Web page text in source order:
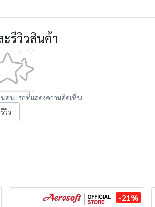
รีวิวสินค้า
คนแรกที่แสดงความคิดเห็น
รีวิว
-21%